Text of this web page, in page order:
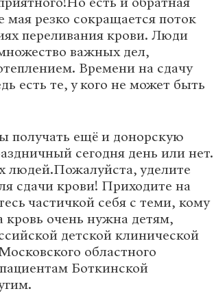
резко сокращается поток
переливания крови. Люди
важных дел,
Времени на сдачу
есть те, у кого не может быть
ещё и донорскую
сегодня день или нет.
уделите
сдачи крови! Приходите на
частичкой себя с теми, кому
кровь очень нужна детям,
детской клинической
областного
Боткинской